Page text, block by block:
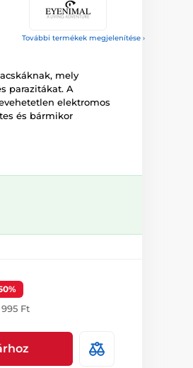
További termékek megjelenítése ›
mely
parazitákat. A
elektromos
és bármikor
Ft